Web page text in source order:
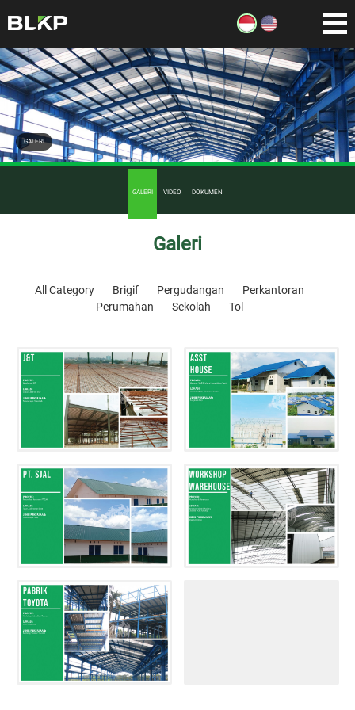
GALERI
GALERI VIDEO DOKUMEN
Galeri
All Category Brigif Pergudangan
Perkantoran
Perumahan
Sekolah Tol